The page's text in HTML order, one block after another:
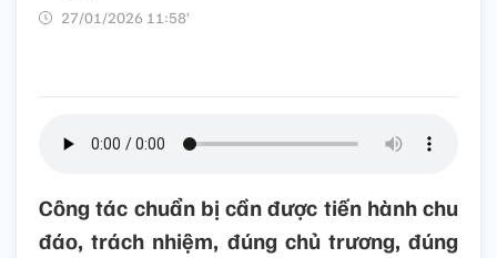
27/01/2026 11:58’
Công tác chuẩn bị cần được tiến hành chu
đáo, trách nhiệm, đúng chủ trương, đúng